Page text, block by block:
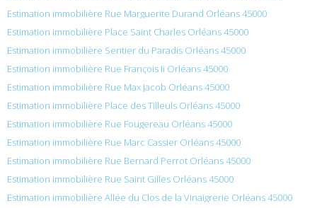
Estimation immobilière Rue Marguerite Durand Orléans 45000
Estimation immobilière Place Saint Charles Orléans 45000
Estimation immobilière Sentier du Paradis Orléans 45000
Estimation immobilière Rue François Ii Orléans 45000
Estimation immobilière Rue Max Jacob Orléans 45000
Estimation immobilière Place des Tilleuls Orléans 45000
Estimation immobilière Rue Fougereau Orléans 45000
Estimation immobilière Rue Marc Cassier Orléans 45000
Estimation immobilière Rue Bernard Perrot Orléans 45000
Estimation immobilière Rue Saint Gilles Orléans 45000
Estimation immobilière Allée du Clos de la Vinaigrerie Orléans 45000